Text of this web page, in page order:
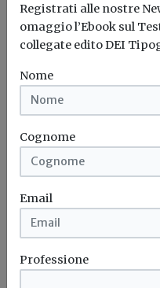
Un convegno per
circolare
Il 15 maggio, al
a livello...
Ntc Torino
Registrati alle nostre
omaggio l’Ebook sul
collegate edito DEI
Nome
Cognome
Email
Professione